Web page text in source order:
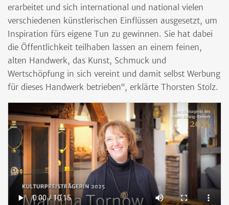
erarbeitet und sich international und national vielen
verschiedenen künstlerischen Einflüssen ausgesetzt, um
Inspiration fürs eigene Tun zu gewinnen. Sie hat dabei
die Öffentlichkeit teilhaben lassen an einem feinen,
alten Handwerk, das Kunst, Schmuck und
Wertschöpfung in sich vereint und damit selbst Werbung
für dieses Handwerk betrieben“, erklärte Thorsten Stolz.